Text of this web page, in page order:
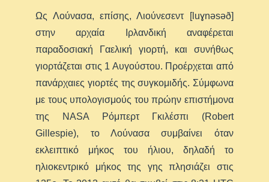
Ως Λούνασα, επίσης, Λιούνεσεντ [luɣnəsəð]
στην αρχαία Ιρλανδική αναφέρεται
παραδοσιακή Γαελική γιορτή, και συνήθως
γιορτάζεται στις 1 Αυγούστου. Προέρχεται από
πανάρχαιες γιορτές της συγκομιδής. Σύμφωνα
με τους υπολογισμούς του πρώην επιστήμονα
της NASA Ρόμπερτ Γκιλέσπι (Robert
Gillespie), το Λούνασα συμβαίνει όταν
εκλειπτικό μήκος του ήλιου, δηλαδή το
ηλιοκεντρικό μήκος της γης πλησιάζει στις